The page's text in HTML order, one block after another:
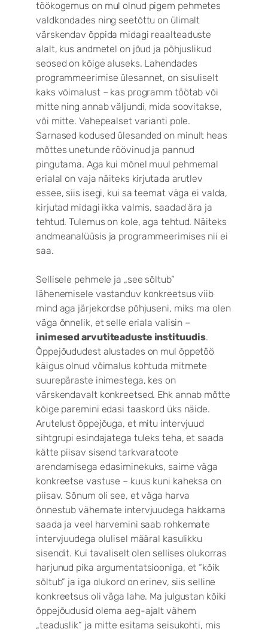
töökogemus on mul olnud pigem pehmetes
valdkondades ning seetõttu on ülimalt
värskendav õppida midagi reaalteaduste
alalt, kus andmetel on jõud ja põhjuslikud
seosed on kõige aluseks. Lahendades
programmeerimise ülesannet, on sisuliselt
kaks võimalust – kas programm töötab või
mitte ning annab väljundi, mida soovitakse,
või mitte. Vahepealset varianti pole.
Sarnased kodused ülesanded on minult heas
mõttes unetunde röövinud ja pannud
pingutama. Aga kui mõnel muul pehmemal
erialal on vaja näiteks kirjutada arutlev
essee, siis isegi, kui sa teemat väga ei valda,
kirjutad midagi ikka valmis, saadad ära ja
tehtud. Tulemus on kole, aga tehtud. Näiteks
andmeanalüüsis ja programmeerimises nii ei
saa.
Sellisele pehmele ja „see sõltub“
lähenemisele vastanduv konkreetsus viib
mind aga järjekordse põhjuseni, miks ma olen
väga õnnelik, et selle eriala valisin –
inimesed arvutiteaduste instituudis.
Õppejõududest alustades on mul õppetöö
käigus olnud võimalus kohtuda mitmete
suurepäraste inimestega, kes on
värskendavalt konkreetsed. Ehk annab mõtte
kõige paremini edasi taaskord üks näide.
Arutelust õppejõuga, et mitu intervjuud
sihtgrupi esindajatega tuleks teha, et saada
kätte piisav sisend tarkvaratoote
arendamisega edasiminekuks, saime väga
konkreetse vastuse – kuus kuni kaheksa on
piisav. Sõnum oli see, et väga harva
õnnestub vähemate intervjuudega hakkama
saada ja veel harvemini saab rohkemate
intervjuudega olulisel määral kasulikku
sisendit. Kui tavaliselt olen sellises olukorras
harjunud pika argumentatsiooniga, et “kõik
sõltub” ja iga olukord on erinev, siis selline
konkreetsus oli väga lahe. Ma julgustan kõiki
õppejõudusid olema aeg-ajalt vähem
„teaduslik“ ja mitte esitama seisukohti, mis